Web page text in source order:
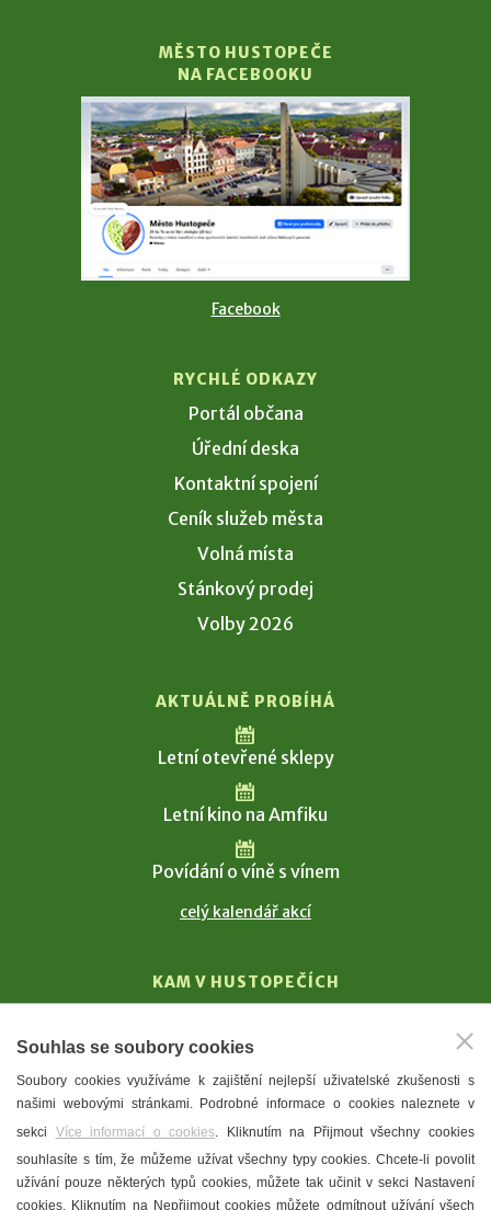
MĚSTO HUSTOPEČE
NA FACEBOOKU
Facebook
RYCHLÉ ODKAZY
Portál občana
Úřední deska
Kontaktní spojení
Ceník služeb města
Volná místa
Stánkový prodej
Volby 2026
AKTUÁLNĚ PROBÍHÁ
Letní otevřené sklepy
Letní kino na Amfiku
Povídání o víně s vínem
celý kalendář akcí
KAM V HUSTOPEČÍCH
T. G. Masaryk
Mandloně
Ubytování
Restaurace
Městské muzeum a galerie
Souhlas se soubory cookies
Soubory cookies využíváme k zajištění nejlepší uživatelské zkušenosti s
našimi webovými stránkami. Podrobné informace o cookies naleznete v
sekci Více informací o cookies. Kliknutím na Přijmout všechny cookies
souhlasíte s tím, že můžeme užívat všechny typy cookies. Chcete-li povolit
užívání pouze některých typů cookies, můžete tak učinit v sekci Nastavení
cookies. Kliknutím na Nepřijmout cookies můžete odmítnout užívání všech